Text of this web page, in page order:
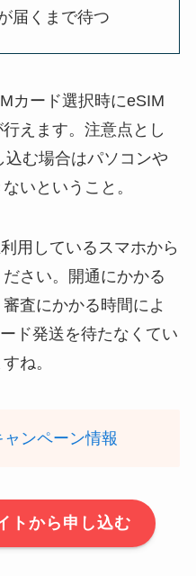
届くまで待つ
カード選択時にeSIM
えます。注意点とし
む場合はパソコンや
いということ。
用しているスマホから
さい。開通にかかる
査にかかる時間によ
ド発送を待たなくてい
ね。
ンペーン情報
トから申し込む